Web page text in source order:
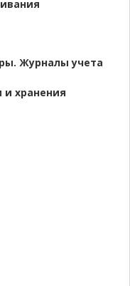
Журналы учета
и хранения